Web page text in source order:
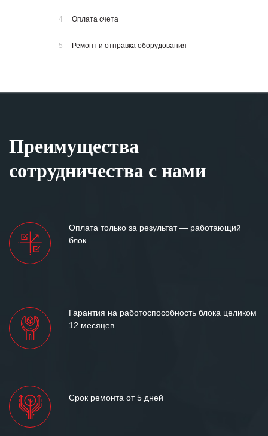
4 Оплата счета
5 Ремонт и отправка оборудования
Преимущества
сотрудничества с нами
Оплата только за результат — работающий
блок
Гарантия на работоспособность блока целиком
12 месяцев
Срок ремонта от 5 дней